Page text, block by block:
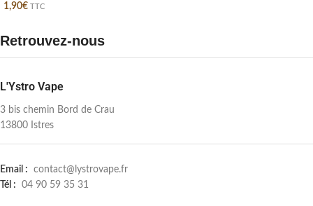
1,90€ TTC
Retrouvez-nous
L'Ystro Vape
3 bis chemin Bord de Crau
13800 Istres
Email : contact@lystrovape.fr
Tél : 04 90 59 35 31